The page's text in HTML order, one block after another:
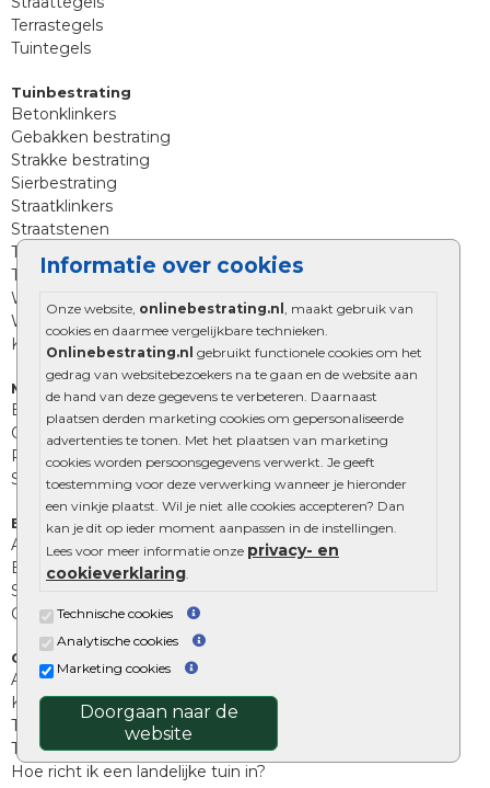
Informatie over cookies
Onze website, onlinebestrating.nl
, maakt gebruik van
cookies en daarmee vergelijkbare technieken.
Onlinebestrating.nl gebruikt functionele cookies om het
gedrag van websitebezoekers na te gaan en de website aan
de hand van deze gegevens te verbeteren. Daarnaast
plaatsen derden marketing cookies om gepersonaliseerde
advertenties te tonen. Met het plaatsen van marketing
cookies worden persoonsgegevens verwerkt. Je geeft
toestemming voor deze verwerking wanneer je hieronder
een vinkje plaatst. Wil je niet alle cookies accepteren? Dan
kan je dit op ieder moment aanpassen in de instellingen.
Lees voor meer informatie onze privacy- en
cookieverklaring
Technische cookies
Analytische cookies
Marketing cookies
Doorgaan naar de
website
Terrastegels
Tuintegels
Tuinbestrating
Betonklinkers
Gebakken bestrating
Strakke bestrating
Sierbestrating
Straatklinkers
Straatstenen
Trommelstenen
Tuinstenen
Waalformaat
Wildverband bestrating
Kingstones
Muurelementen
Betonbielzen
Opsluitbanden
Palissades
Stapelblokken
Extra benodigdheden
Afwatering en diversen
Beplantings en betonelementen
Split, grind en zand
Oprit tegels
Overig
Aanbiedingen
Kunstgras
Tuintegels outlet
Terrastegels leggen
Hoe richt ik een landelijke tuin in?